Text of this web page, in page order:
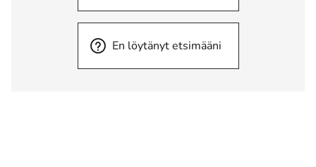
En löytänyt etsimääni